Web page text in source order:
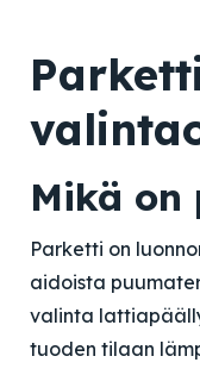
Mikä on
Parketti on
aidoista
valinta
tuoden tilaan